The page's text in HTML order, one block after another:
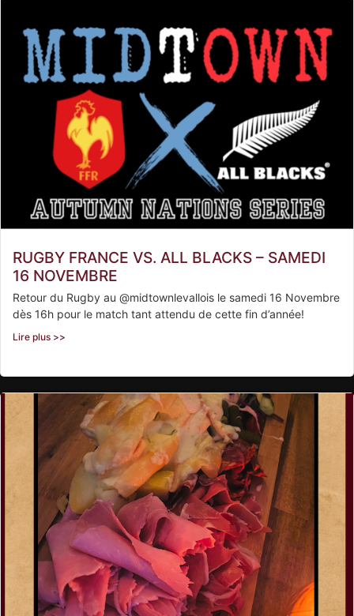
RUGBY FRANCE VS. ALL BLACKS – SAMEDI
16 NOVEMBRE
Retour du Rugby au @midtownlevallois le samedi 16 Novembre
dès 16h pour le match tant attendu de cette fin d’année!
Lire plus >>